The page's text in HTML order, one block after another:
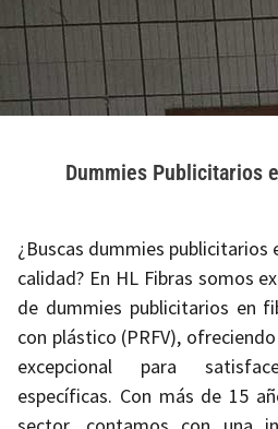
Dummies Publicitarios
¿Buscas dummies
calidad? En HL Fibras somos
de dummies publicitarios en
con plástico (PRFV),
excepcional para
específicas. Con más de 15